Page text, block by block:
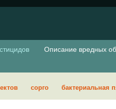
Описание вредных
сорго бактериальная